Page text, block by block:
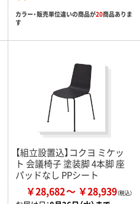
カラー・販売単位違いの商品が20商品ありま
す
【組立設置込】コクヨ ミケッ
ト 会議椅子 塗装脚 4本脚 座
パッドなし PPシート
￥28,682 ￥28,939